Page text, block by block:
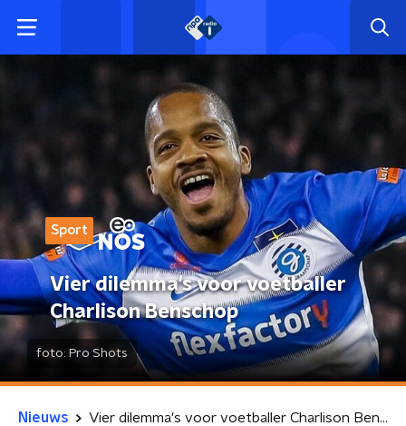
Sport
Vier dilemma's voor voetballer
Charlison Benschop
foto: Pro Shots
Nieuws Vier dilemma's voor voetballer Charlison Benschop